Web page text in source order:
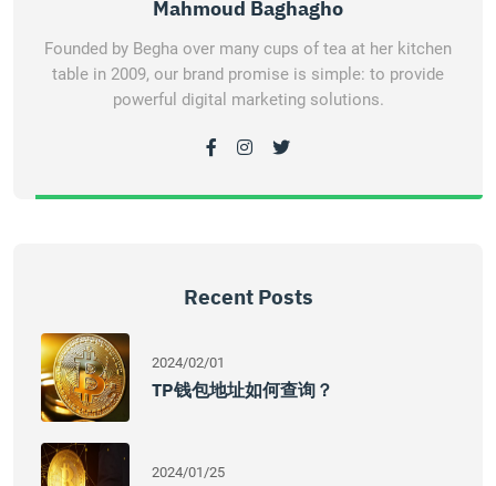
Mahmoud Baghagho
Founded by Begha over many cups of tea at her kitchen
table in 2009, our brand promise is simple: to provide
powerful digital marketing solutions.
Recent Posts
2024/02/01
TP钱包地址如何查询？
2024/01/25